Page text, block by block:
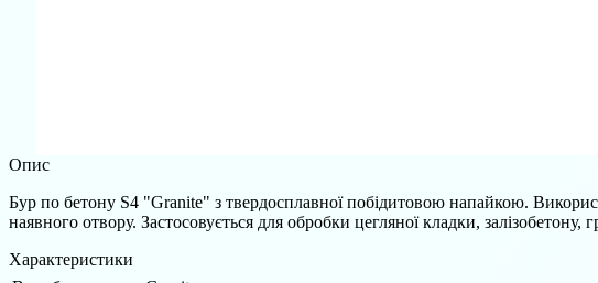
Опис
Бур по бетону S4 "Granite" з твердосплавної побідитовою напайкою.
наявного отвору. Застосовується для обробки цегляної кладки,
Характеристики